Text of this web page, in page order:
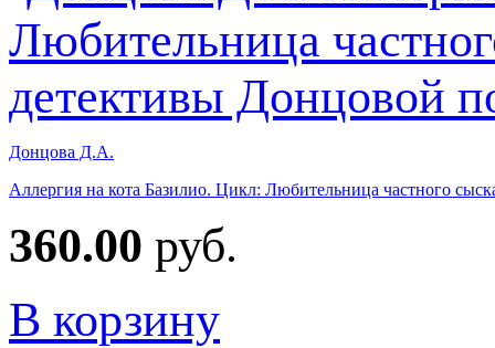
Донцова Д.А.
Аллергия на кота Базилио. Цикл: Любительница частного
360.00 руб.
В корзину